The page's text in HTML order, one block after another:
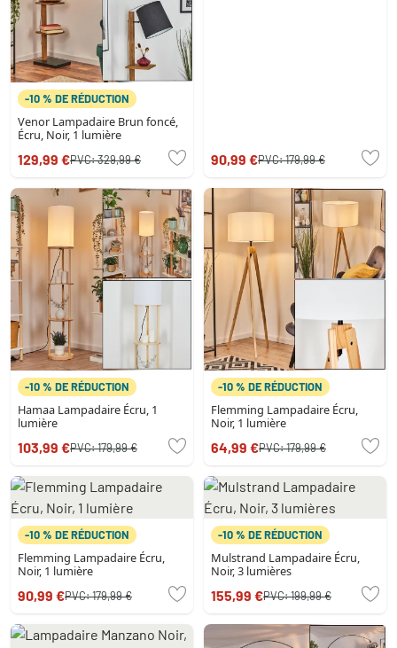
-10 % DE RÉDUCTION
Venor Lampadaire Brun foncé,
Écru, Noir, 1 lumière
129,99 €PVC:329,99 € 90,99 €PVC:179,99 €
-10 % DE RÉDUCTION
Hamaa Lampadaire Écru, 1
lumière
103,99 €PVC:179,99 €
-10 % DE RÉDUCTION
Flemming Lampadaire Écru,
Noir, 1 lumière
64,99 €PVC:179,99 €
-10 % DE RÉDUCTION
Flemming Lampadaire Écru,
Noir, 1 lumière
90,99 €PVC:179,99 €
-10 % DE RÉDUCTION
Mulstrand Lampadaire Écru,
Noir, 3 lumières
155,99 €PVC:199,99 €